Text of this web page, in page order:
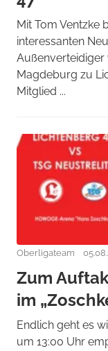
Mit Tom Ventzke
interessanten
Außenverteidiger
Magdeburg zu
Mitglied ...
Oberligateam
Zum
im
Endlich geht es
um 13:00 Uhr